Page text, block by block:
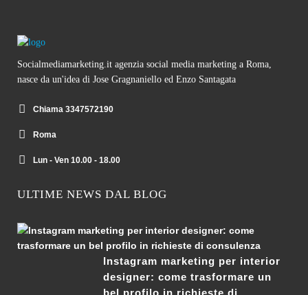
Socialmediamarketing.it agenzia social media marketing a Roma,
nasce da un'idea di Jose Gragnaniello ed Enzo Santagata
Chiama 3347572190
Roma
Lun - Ven 10.00 - 18.00
ULTIME NEWS DAL BLOG
Instagram marketing per interior
designer: come trasformare un